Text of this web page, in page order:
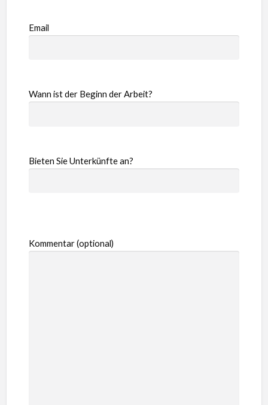
Email
Wann ist der Beginn der Arbeit?
Bieten Sie Unterkünfte an?
Kommentar (optional)